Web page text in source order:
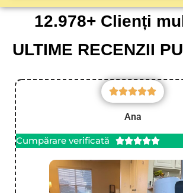
12.978+ Clienți
ULTIME RECENZII
Ana
Cumpărare verificată 